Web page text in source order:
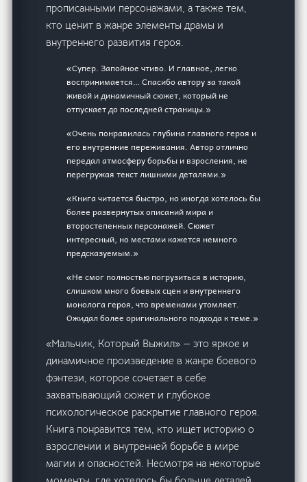
прописанными персонажами, а также тем,
кто ценит в жанре элементы драмы и
внутреннего развития героя.
«Супер. Запойное чтиво. И главное, легко
воспринимается… Спасибо автору за такой
живой и динамичный сюжет, который не
отпускает до последней страницы.»
«Очень понравилась глубина главного героя и
его внутренние переживания. Автор отлично
передал атмосферу борьбы и взросления, не
перегружая текст лишними деталями.»
«Книга читается быстро, но иногда хотелось бы
более развернутых описаний мира и
второстепенных персонажей. Сюжет
интересный, но местами кажется немного
предсказуемым.»
«Не смог полностью погрузиться в историю,
слишком много боевых сцен и внутреннего
монолога героя, что временами утомляет.
Ожидал более оригинального подхода к теме.»
«Мальчик, Который Выжил» — это яркое и
динамичное произведение в жанре боевого
фэнтези, которое сочетает в себе
захватывающий сюжет и глубокое
психологическое раскрытие главного героя.
Книга понравится тем, кто ищет историю о
взрослении и внутренней борьбе в мире
магии и опасностей. Несмотря на некоторые